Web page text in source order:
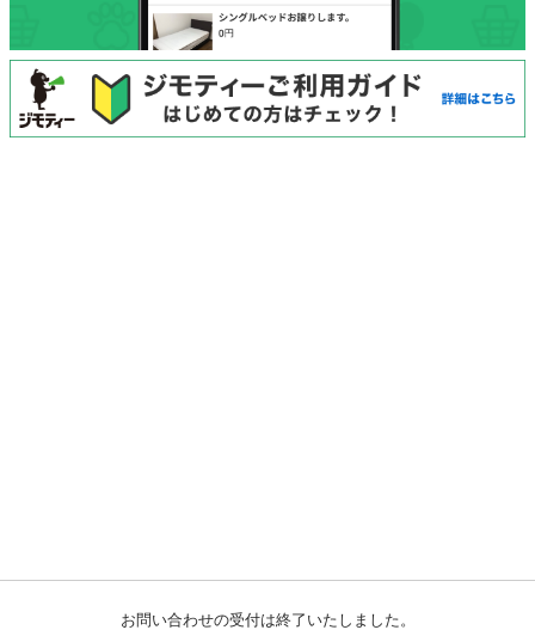
お問い合わせの受付は終了いたしました。